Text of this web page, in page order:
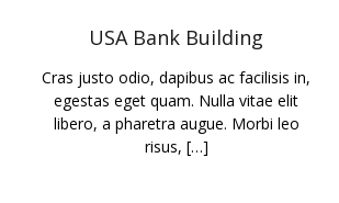
USA Bank Building
Cras justo odio, dapibus ac facilisis in,
egestas eget quam. Nulla vitae elit
libero, a pharetra augue. Morbi leo
risus, […]